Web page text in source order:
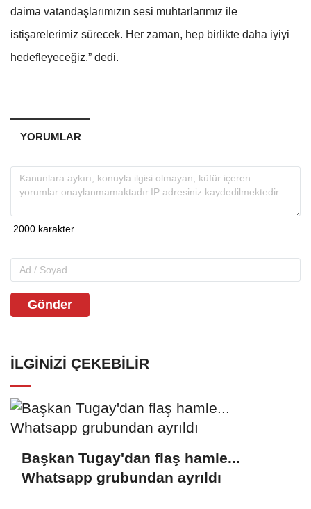
daima vatandaşlarımızın sesi muhtarlarımız ile
istişarelerimiz sürecek. Her zaman, hep birlikte daha iyiyi
hedefleyeceğiz.” dedi.
YORUMLAR
Gönder
İLGINIZI ÇEKEBILIR
Başkan Tugay'dan flaş hamle...
Whatsapp grubundan ayrıldı